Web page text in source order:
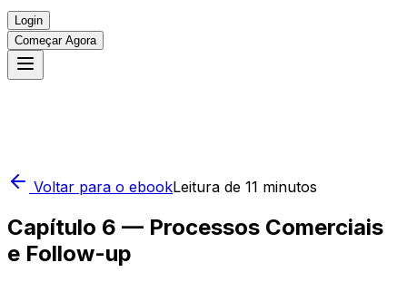
Login
Começar Agora
Voltar para o ebookLeitura de 11 minutos
Capítulo 6 — Processos Comerciais
e Follow-up